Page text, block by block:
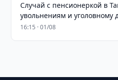
Случай с пенсионеркой в
увольнениям и уголовному
16:15 · 01/08